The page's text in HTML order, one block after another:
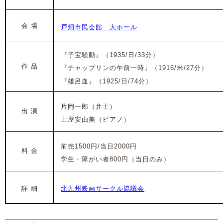
会 場 戸畑市民会館 大ホール
作 品
『子宝騒動』（1935/日/33分）
『チャップリンの午前一時』（1916/米/27分）
『雄呂血』（1925/日/74分）
出 演
片岡一郎（弁士）
上屋安由美（ピアノ）
料 金
前売1500円/当日2000円
学生・障がい者800円（当日のみ）
詳 細 北九州映画サークル協議会